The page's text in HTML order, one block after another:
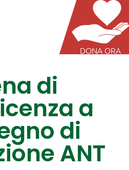
DONA ORA
di
a
di
ANT